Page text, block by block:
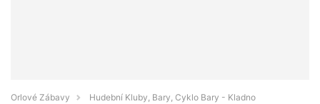
Orlové Zábavy
Hudební Kluby, Bary, Cyklo Bary - Kladno